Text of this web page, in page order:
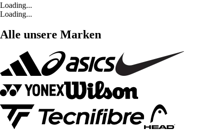
Loading...
Loading...
Alle unsere Marken